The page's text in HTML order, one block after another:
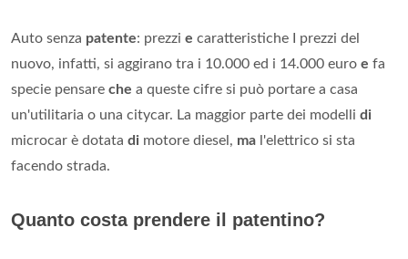
Auto senza patente: prezzi e caratteristiche I prezzi del
nuovo, infatti, si aggirano tra i 10.000 ed i 14.000 euro e fa
specie pensare che a queste cifre si può portare a casa
un'utilitaria o una citycar. La maggior parte dei modelli di
microcar è dotata di motore diesel, ma l'elettrico si sta
facendo strada.
Quanto costa prendere il patentino?